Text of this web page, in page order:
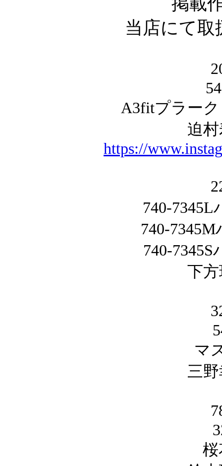
当店にて
A3fitプラー
迫
https://
740-
740-
740-
下
マ
三